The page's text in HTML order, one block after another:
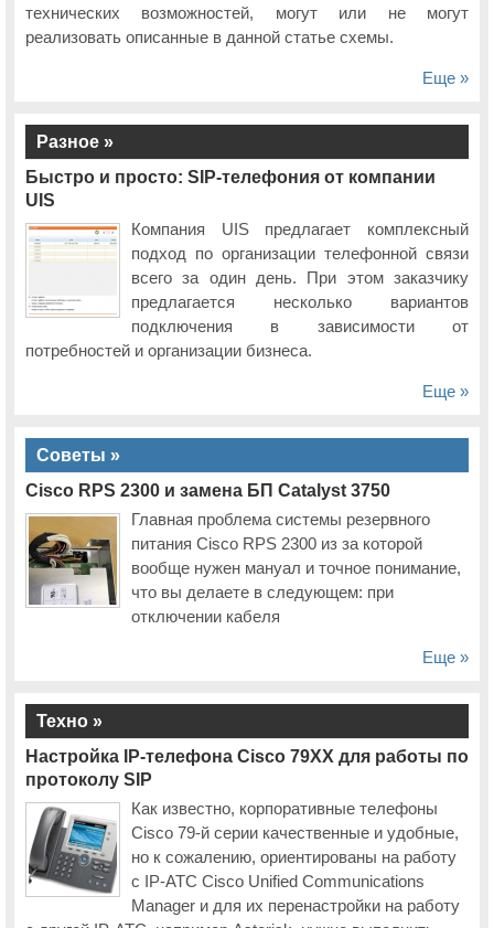
технических возможностей, могут или не могут
реализовать описанные в данной статье схемы.
Еще »
Разное »
Быстро и просто: SIP-телефония от компании
UIS
Компания UIS предлагает комплексный
подход по организации телефонной связи
всего за один день. При этом заказчику
предлагается несколько вариантов
подключения в зависимости от
потребностей и организации бизнеса.
Еще »
Советы »
Cisco RPS 2300 и замена БП Catalyst 3750
Главная проблема системы резервного
питания Cisco RPS 2300 из за которой
вообще нужен мануал и точное понимание,
что вы делаете в следующем: при
отключении кабеля
Еще »
Техно »
Настройка IP-телефона Cisco 79XX для работы по
протоколу SIP
Как известно, корпоративные телефоны
Cisco 79-й серии качественные и удобные,
но к сожалению, ориентированы на работу
c IP-АТС Cisco Unified Communications
Manager и для их перенастройки на работу